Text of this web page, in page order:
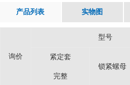
产品列表 实物图
询价
型号
紧定套
完整
锁紧螺母